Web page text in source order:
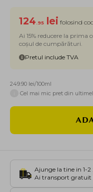
124 .95 lei folosind
Ai 15% reducere la prima
coșul de cumpărături.
Pretul include TVA
249.90 lei/100ml
Cel mai mic pret din
Ajunge la tine in 1-2
Ai transport gratuit